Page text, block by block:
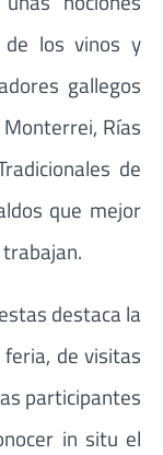
de los vinos y
gallegos
Rías
de
que mejor
destaca la
de visitas
participantes
in situ el